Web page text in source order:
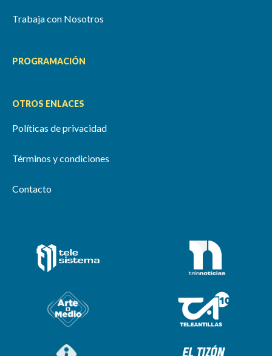
Trabaja con Nosotros
PROGRAMACIÓN
OTROS ENLACES
Políticas de privacidad
Términos y condiciones
Contacto